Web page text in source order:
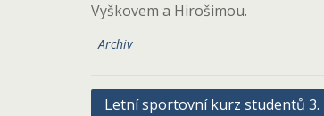
Vyškovem a Hirošimou.
Archiv
Navigace
Letní sportovní kurz studentů 3.